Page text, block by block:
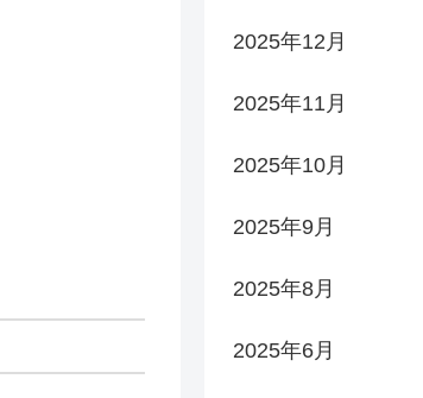
2025年12月
2025年11月
2025年10月
2025年9月
2025年8月
2025年6月